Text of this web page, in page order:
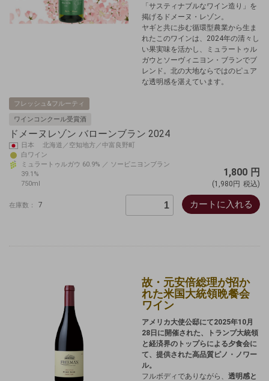
「サスティナブルなワイン造り」を
掲げるドメーヌ・レゾン。
ヤギと共に歩む循環型農業から生ま
れたこのワインは、2024年の清々し
い果実味を活かし、ミュラートゥル
ガウとソーヴィニヨン・ブランでブ
レンド。北の大地ならではのピュア
な透明感を湛えています。
フレッシュ&フルーティ
ワインコンクール受賞酒
ドメーヌレゾン バローンブラン 2024
日本 北海道／空知地方／中富良野町
白ワイン
ミュラートゥルガウ 60.9% ／ ソービニヨンブラン
39.1%
750ml
1,800 円
(1,980円 税込)
在庫数： 7 カートに入れる
故・元安倍総理が招か
れた米国大統領晩餐会
ワイン
アメリカ大使公邸にて2025年10月
28日に開催された、トランプ大統領
と経済界のトップらによる夕食会に
て、提供された高品質ピノ・ノワー
ル。
フルボディでありながら、 透明感と